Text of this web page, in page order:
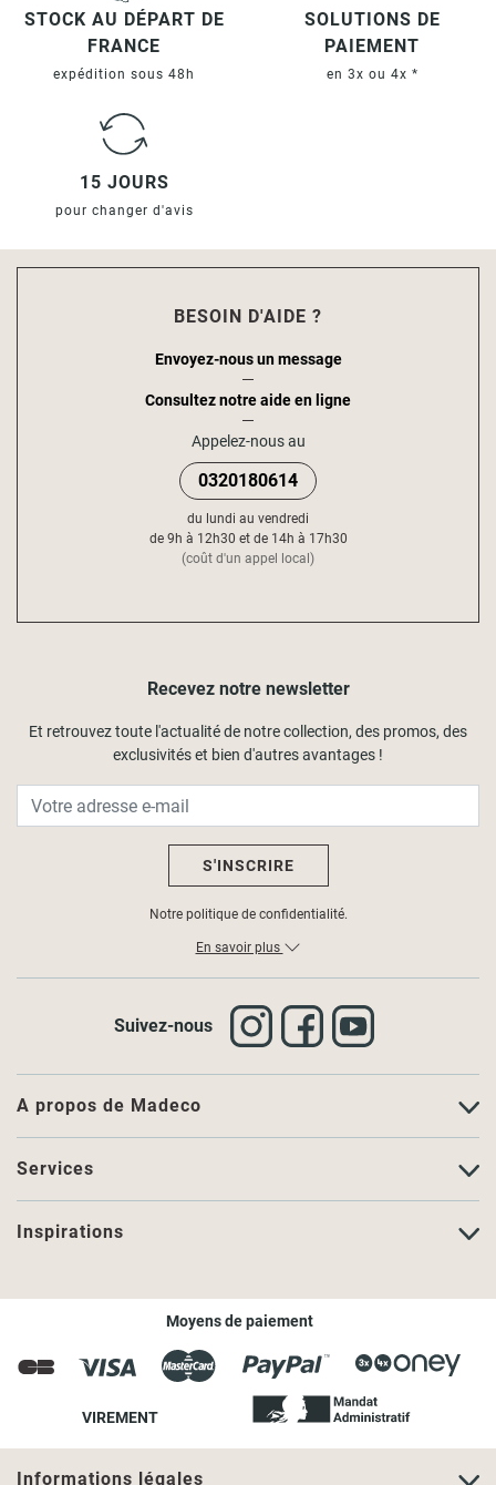
STOCK AU DÉPART DE
FRANCE
expédition sous 48h
SOLUTIONS DE
PAIEMENT
en 3x ou 4x *
15 JOURS
pour changer d'avis
A propos de Madeco
Services
Inspirations
Recevez notre newsletter
Et retrouvez toute l'actualité de notre collection, des promos, des
exclusivités et bien d'autres avantages !
S'INSCRIRE
Notre politique de confidentialité.
En savoir plus
Suivez-nous
BESOIN D'AIDE ?
Envoyez-nous un message
Consultez notre aide en ligne
Appelez-nous au
0320180614
du lundi au vendredi
de 9h à 12h30 et de 14h à 17h30
(coût d'un appel local)
Moyens de paiement
VIREMENT
Informations légales